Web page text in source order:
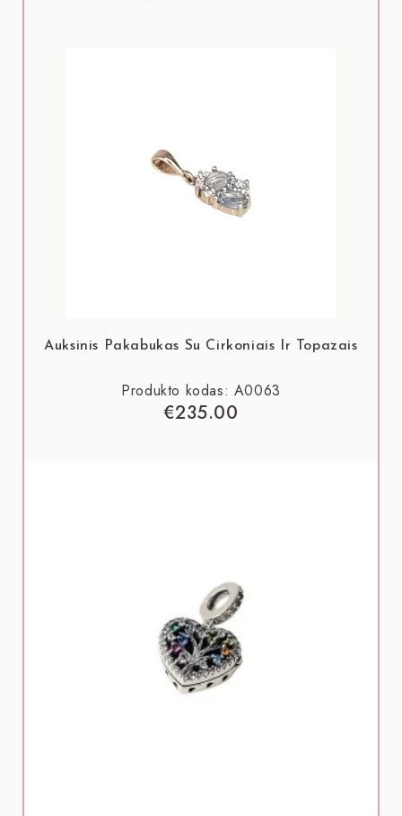
Auksinis Pakabukas Su Cirkoniais Ir Topazais
Produkto kodas: A0063
€235.00